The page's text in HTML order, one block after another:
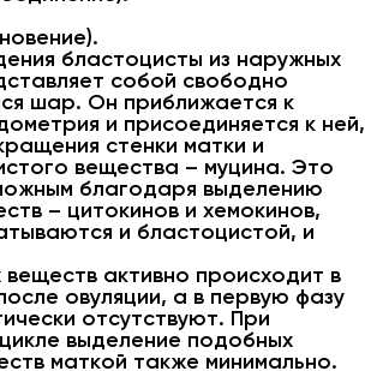
бластоцисты из наружных
собой свободно
шар. Он приближается к
и присоединяется к ней,
стенки матки и
вещества – муцина. Это
благодаря выделению
– цитокинов и хемокинов,
и бластоцистой, и
активно происходит в
овуляции, а в первую фазу
отсутствуют. При
выделение подобных
маткой также минимально.